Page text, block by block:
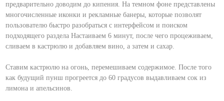
предварительно доводим до кипения. На темном фоне представлены
многочисленные иконки и рекламные банеры, которые позволят
пользователю быстро разобраться с интерфейсом и поиском
подходящего раздела Настаиваем 6 минут, после чего процеживаем,
сливаем в кастрюлю и добавляем вино, а затем и сахар.
Ставим кастрюлю на огонь, перемешиваем содержимое. После того
как будущий пунш прогреется до 60 градусов выдавливаем сок из
лимона и апельсинов.